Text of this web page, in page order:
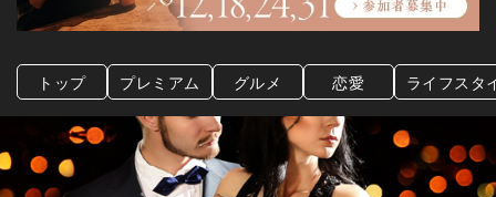
トップ プレミアム グルメ 恋愛 ライフスタ